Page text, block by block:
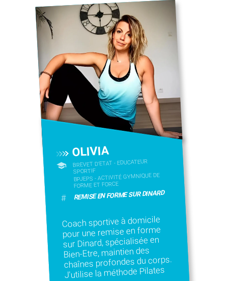
OLIVIA
BREVET D'ETAT - EDUCATEUR
SPORTIF
BPJEPS - ACTIVITÉ GYMNIQUE DE
FORME ET FORCE
# REMISE EN FORME SUR DINARD
Coach sportive à domicile
pour une remise en forme
sur Dinard, spécialisée en
Bien-Etre, maintien des
chaînes profondes du corps.
J'utilise la méthode Pilates